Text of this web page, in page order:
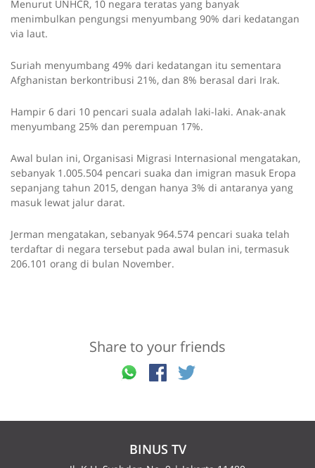
Menurut UNHCR, 10 negara teratas yang banyak
menimbulkan pengungsi menyumbang 90% dari kedatangan
via laut.
Suriah menyumbang 49% dari kedatangan itu sementara
Afghanistan berkontribusi 21%, dan 8% berasal dari Irak.
Hampir 6 dari 10 pencari suala adalah laki-laki. Anak-anak
menyumbang 25% dan perempuan 17%.
Awal bulan ini, Organisasi Migrasi Internasional mengatakan,
sebanyak 1.005.504 pencari suaka dan imigran masuk Eropa
sepanjang tahun 2015, dengan hanya 3% di antaranya yang
masuk lewat jalur darat.
Jerman mengatakan, sebanyak 964.574 pencari suaka telah
terdaftar di negara tersebut pada awal bulan ini, termasuk
206.101 orang di bulan November.
Share to your friends
BINUS TV